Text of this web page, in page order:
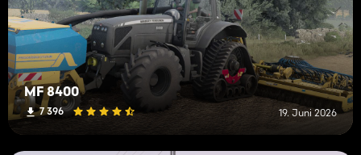
MF 8400
7 396 19. Juni 2026